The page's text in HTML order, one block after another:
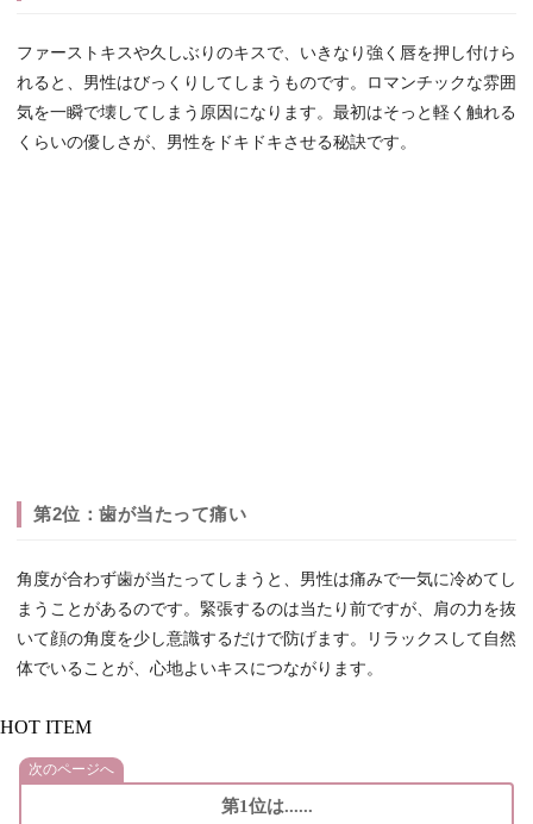
ファーストキスや久しぶりのキスで、いきなり強く唇を押し付けら
れると、男性はびっくりしてしまうものです。ロマンチックな雰囲
気を一瞬で壊してしまう原因になります。最初はそっと軽く触れる
くらいの優しさが、男性をドキドキさせる秘訣です。
第2位：歯が当たって痛い
角度が合わず歯が当たってしまうと、男性は痛みで一気に冷めてし
まうことがあるのです。緊張するのは当たり前ですが、肩の力を抜
いて顔の角度を少し意識するだけで防げます。リラックスして自然
体でいることが、心地よいキスにつながります。
HOT ITEM
次のページへ
第1位は......